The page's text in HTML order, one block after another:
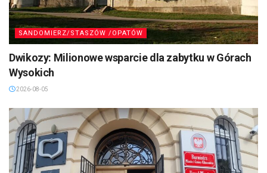
SANDOMIERZ/STASZÓW /OPATÓW
Dwikozy: Milionowe wsparcie dla zabytku w Górach
Wysokich
2026-08-05